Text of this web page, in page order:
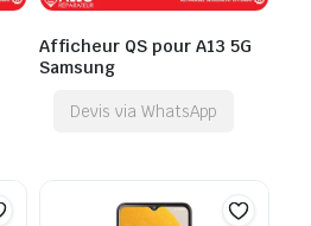
Afficheur QS pour A13 5G
Samsung
Devis via WhatsApp